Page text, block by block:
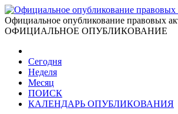
Официальное опубликование правовых
ОФИЦИАЛЬНОЕ ОПУБЛИКОВАНИЕ
Сегодня
Неделя
Месяц
ПОИСК
КАЛЕНДАРЬ ОПУБЛИКОВАНИЯ